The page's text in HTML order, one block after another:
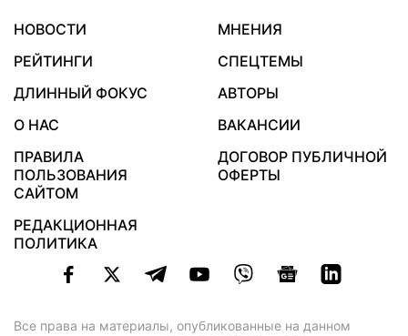
НОВОСТИ
МНЕНИЯ
РЕЙТИНГИ
СПЕЦТЕМЫ
ДЛИННЫЙ ФОКУС
АВТОРЫ
О НАС
ВАКАНСИИ
ПРАВИЛА
ПОЛЬЗОВАНИЯ
САЙТОМ
ДОГОВОР ПУБЛИЧНОЙ
ОФЕРТЫ
РЕДАКЦИОННАЯ
ПОЛИТИКА
Все права на материалы, опубликованные на данном